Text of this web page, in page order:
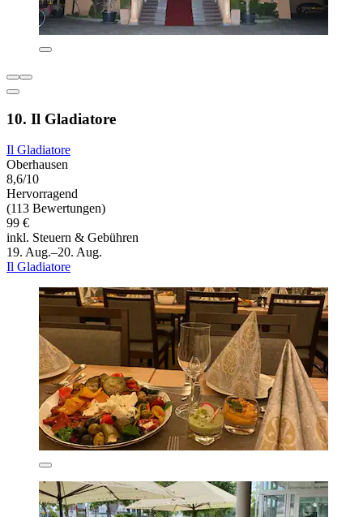
10. Il Gladiatore
Il Gladiatore
Oberhausen
8,6/10
Hervorragend
(113 Bewertungen)
99 €
inkl. Steuern & Gebühren
19. Aug.–20. Aug.
Il Gladiatore